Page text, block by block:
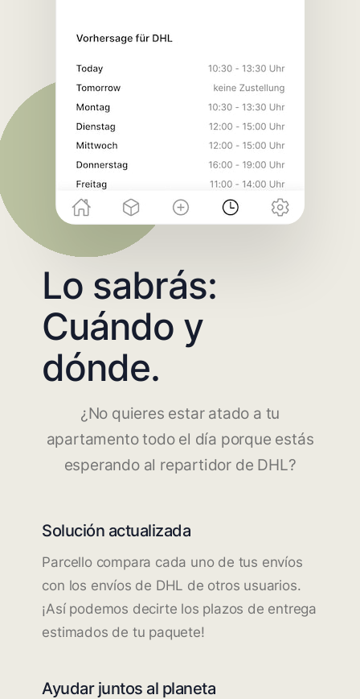
Lo sabrás:
Cuándo y
dónde.
¿No quieres estar atado a tu
apartamento todo el día porque estás
esperando al repartidor de DHL?
Solución actualizada
Parcello compara cada uno de tus envíos
con los envíos de DHL de otros usuarios.
¡Así podemos decirte los plazos de entrega
estimados de tu paquete!
Ayudar juntos al planeta